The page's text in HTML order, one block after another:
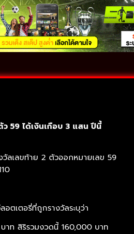
59 ได้เงินเกือบ 3 แสน ปีนี้
ลเลขท้าย 2 ตัวออกหมายเลข 59
ตเตอรี่ที่ถูกรางวัลระบุว่า
ท สิริรวมงวดนี้ 160,000 บาท